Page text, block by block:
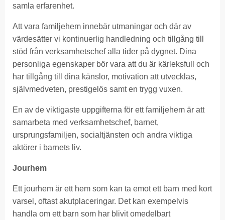
samla erfarenhet.
Att vara familjehem innebär utmaningar och där av
värdesätter vi kontinuerlig handledning och tillgång till
stöd från verksamhetschef alla tider på dygnet. Dina
personliga egenskaper bör vara att du är kärleksfull och
har tillgång till dina känslor, motivation att utvecklas,
självmedveten, prestigelös samt en trygg vuxen.
En av de viktigaste uppgifterna för ett familjehem är att
samarbeta med verksamhetschef, barnet,
ursprungsfamiljen, socialtjänsten och andra viktiga
aktörer i barnets liv.
Jourhem
Ett jourhem är ett hem som kan ta emot ett barn med kort
varsel, oftast akutplaceringar. Det kan exempelvis
handla om ett barn som har blivit omedelbart